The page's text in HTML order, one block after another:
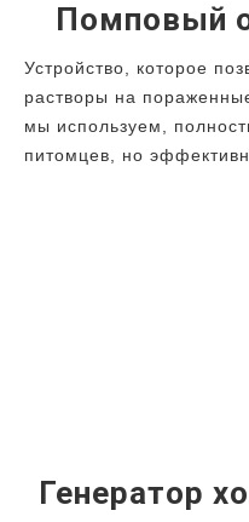
Помповый
Устройство, которое
растворы на
мы используем,
питомцев, но
Генератор